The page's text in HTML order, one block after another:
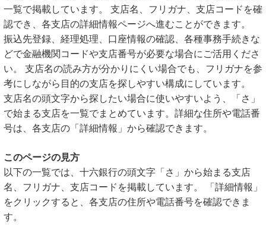
一覧で掲載しています。 支店名、フリガナ、支店コードを確
認でき、各支店の詳細情報ページへ進むことができます。
振込先登録、経理処理、口座情報の確認、各種事務手続きな
どで金融機関コードや支店番号が必要な場合にご活用くださ
い。 支店名の読み方が分かりにくい場合でも、フリガナを参
考にしながら目的の支店を探しやすい構成にしています。
支店名の頭文字から探したい場合に使いやすいよう、「さ」
で始まる支店を一覧でまとめています。詳細な住所や電話番
号は、各支店の「詳細情報」から確認できます。
このページの見方
以下の一覧では、十六銀行の頭文字「さ」から始まる支店
名、フリガナ、支店コードを掲載しています。 「詳細情報」
をクリックすると、各支店の住所や電話番号を確認できま
す。